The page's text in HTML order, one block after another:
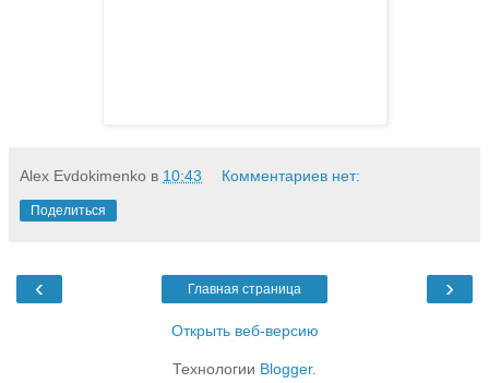
Alex Evdokimenko в 10:43 Комментариев нет:
Поделиться
‹ ›
Главная страница
Открыть веб-версию
Технологии Blogger.